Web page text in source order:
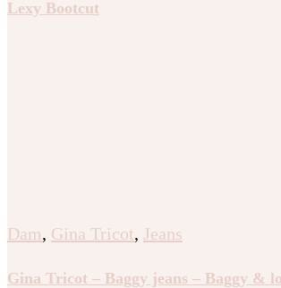
Lexy Bootcut
Dam, Gina Tricot, Jeans
Gina Tricot – Baggy jeans – Baggy &